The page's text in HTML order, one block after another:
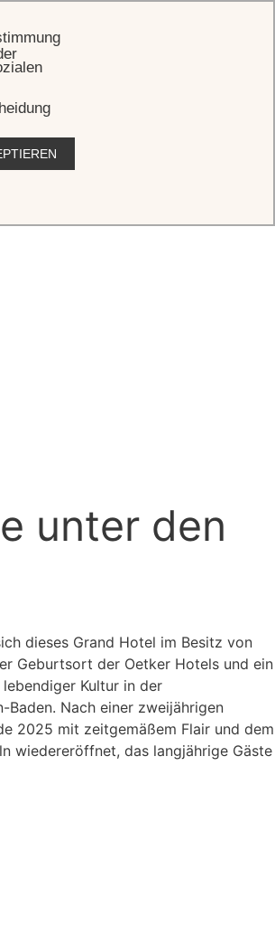
unter den
dieses Grand Hotel im Besitz von
Geburtsort der Oetker Hotels und ein
Kultur in der
Baden. Nach einer zweijährigen
2025 mit zeitgemäßem Flair und dem
wiedereröffnet, das langjährige Gäste